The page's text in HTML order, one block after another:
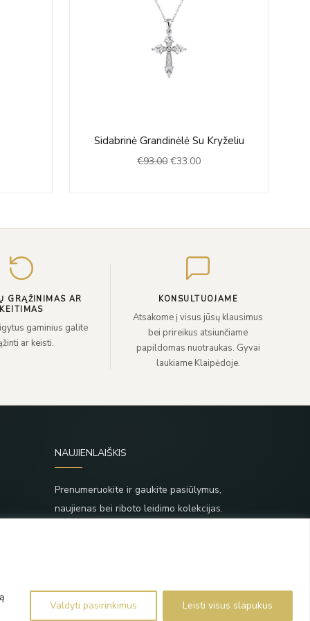
Valdyti pasirinkimus Leisti visus slapukus
Sidabrinė Grandinėlė Su Kryželiu
€93.00
price
was:
€33.00
Current
price
is:
GRĄŽINIMAS AR
KEITIMAS
gaminius galite
ar keisti.
KONSULTUOJAME
Atsakome į visus jūsų klausimus
bei prireikus atsiunčiame
papildomas nuotraukas. Gyvai
laukiame Klaipėdoje.
NAUJIENLAIŠKIS
Prenumeruokite ir gaukite pasiūlymus,
naujienas bei riboto leidimo kolekcijas.